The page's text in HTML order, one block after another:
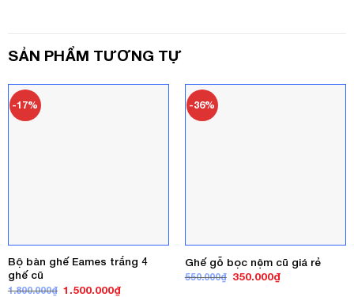
SẢN PHẨM TƯƠNG TỰ
-17%
Bộ bàn ghế Eames trắng 4
ghế cũ
1.800.000₫ Giá
1.500.000₫Giá
-36%
Ghế gỗ bọc nệm cũ giá rẻ
550.000₫ Giá
350.000₫Giá